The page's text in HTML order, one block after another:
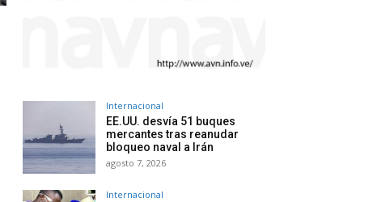
Internacional
EE.UU. desvía 51 buques
mercantes tras reanudar
bloqueo naval a Irán
agosto 7, 2026
Internacional